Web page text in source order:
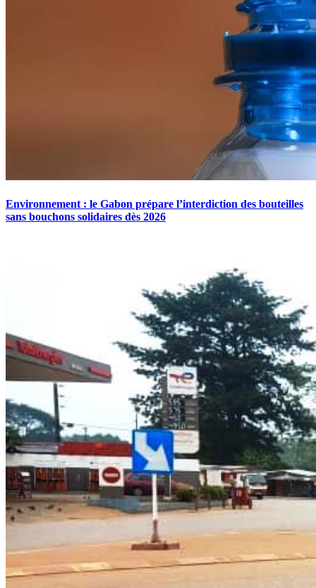
Environnement : le Gabon prépare l’interdiction des bouteilles
sans bouchons solidaires dès 2026